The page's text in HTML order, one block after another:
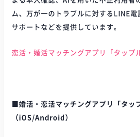
ム、万が一のトラブルに対するLINE電
サポートなどを提供しています。
恋活・婚活マッチングアプリ「タップ
■婚活・恋活マッチングアプリ「タッ
（iOS/Android）